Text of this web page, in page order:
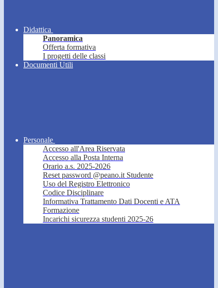
Didattica
Panoramica
Offerta formativa
I progetti delle classi
Documenti Utili
Personale
Accesso all'Area Riservata
Accesso alla Posta Interna
Orario a.s. 2025-2026
Reset password @peano.it Studente
Uso del Registro Elettronico
Codice Disciplinare
Informativa Trattamento Dati Docenti e ATA
Formazione
Incarichi sicurezza studenti 2025-26